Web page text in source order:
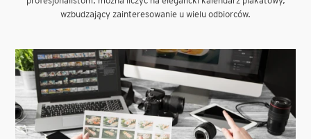
wzbudzający zainteresowanie u wielu odbiorców.